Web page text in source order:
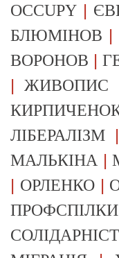
OCCUPY |
БЛЮМІНОВ |
ВОРОНОВ |
|ЖИВОПИС
ЛІБЕРАЛІЗМ
МАЛЬКІНА |
| ОРЛЕНКО|
ПРОФСПІЛКИ